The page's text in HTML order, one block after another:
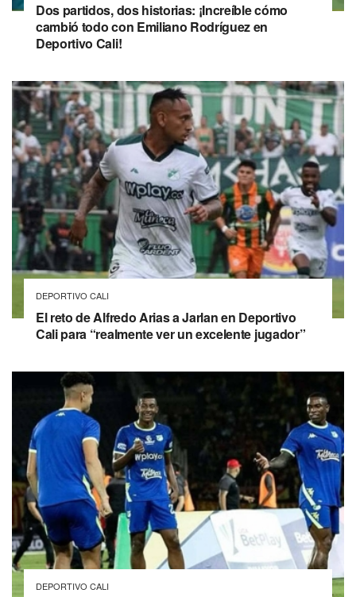
Dos partidos, dos historias: ¡Increíble cómo
cambió todo con Emiliano Rodríguez en
Deportivo Cali!
DEPORTIVO CALI
El reto de Alfredo Arias a Jarlan en Deportivo
Cali para “realmente ver un excelente jugador”
DEPORTIVO CALI